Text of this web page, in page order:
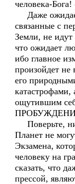
человека-
Даже
связанные с
Земли, не идут
что ожидает
ибо главное
произойдет
его
катастрофами,
ощутившим
Поверьте,
Планет не
Экзамена,
человеку на
сказать, что
прессой,